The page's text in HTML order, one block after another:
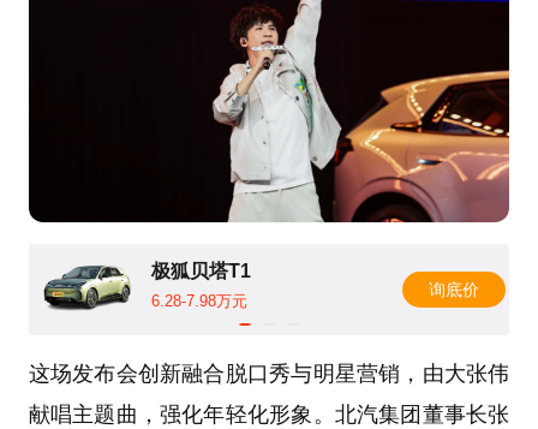
极狐贝塔T1
6.28-7.98万元
询底价
这场发布会创新融合脱口秀与明星营销，由大张伟
献唱主题曲，强化年轻化形象。北汽集团董事长张